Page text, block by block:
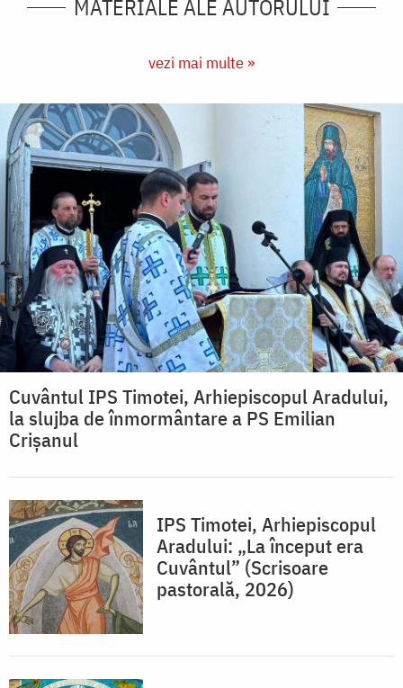
MATERIALE ALE AUTORULUI
vezi mai multe »
Cuvântul IPS Timotei, Arhiepiscopul Aradului,
la slujba de înmormântare a PS Emilian
Crișanul
IPS Timotei, Arhiepiscopul
Aradului: „La început era
Cuvântul” (Scrisoare
pastorală, 2026)